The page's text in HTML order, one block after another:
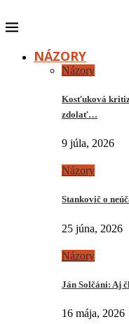
NÁZORY
Názory
Kosťuková
zdolať…
9 júla, 2026
Názory
Stankovič o
25 júna, 2026
Názory
Ján Solčáni: Aj
16 mája, 2026